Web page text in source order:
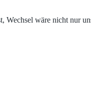
wäre nicht nur